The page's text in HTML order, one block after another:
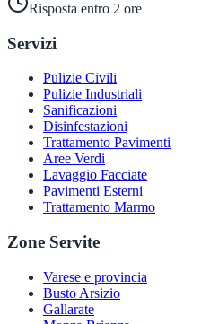
Risposta entro 2 ore
Servizi
Pulizie Civili
Pulizie Industriali
Sanificazioni
Disinfestazioni
Trattamento Pavimenti
Aree Verdi
Lavaggio Facciate
Pavimenti Esterni
Trattamento Marmo
Zone Servite
Varese e provincia
Busto Arsizio
Gallarate